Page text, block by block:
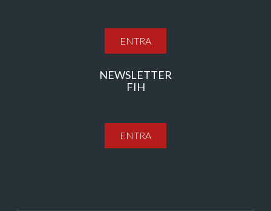
ENTRA
NEWSLETTER
FIH
ENTRA